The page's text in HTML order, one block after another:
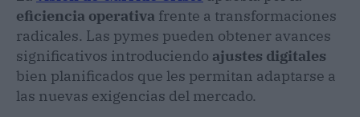
eficiencia operativa frente a transformaciones
radicales. Las pymes pueden obtener avances
significativos introduciendo ajustes digitales
bien planificados que les permitan adaptarse a
las nuevas exigencias del mercado.